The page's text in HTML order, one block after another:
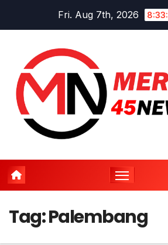
Fri. Aug 7th, 2026
Tag:Palembang